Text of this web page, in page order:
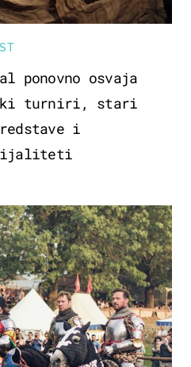
ponovno osvaja
turniri, stari
i